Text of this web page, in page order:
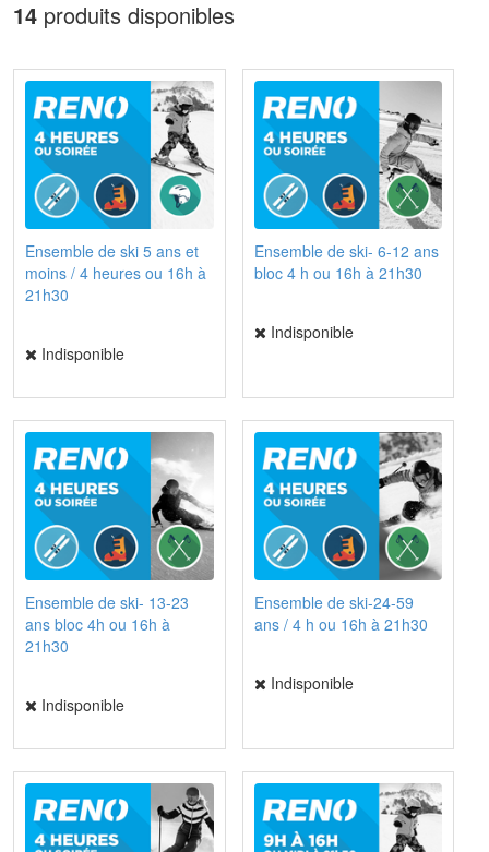
14 produits disponibles
Ensemble de ski 5 ans et
moins / 4 heures ou 16h à
21h30
Indisponible
Ensemble de ski- 6-12 ans
bloc 4 h ou 16h à 21h30
Indisponible
Ensemble de ski- 13-23
ans bloc 4h ou 16h à
21h30
Indisponible
Ensemble de ski-24-59
ans / 4 h ou 16h à 21h30
Indisponible